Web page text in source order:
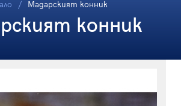
Мадарският конник
конник